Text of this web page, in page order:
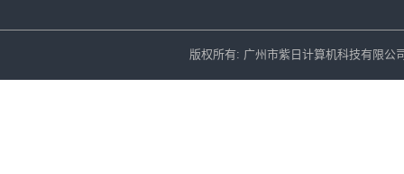
版权所有: 广州市紫日计算机科技有限公